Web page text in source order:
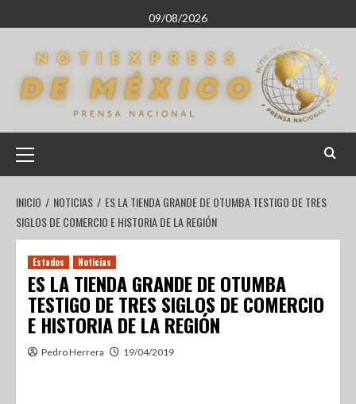
09/08/2026
INICIO NOTICIAS
ES LA TIENDA GRANDE DE OTUMBA TESTIGO DE TRES
SIGLOS DE COMERCIO E HISTORIA DE LA REGIÓN
Estados Noticias
ES LA TIENDA GRANDE DE OTUMBA
TESTIGO DE TRES SIGLOS DE COMERCIO
E HISTORIA DE LA REGIÓN
Pedro Herrera 19/04/2019